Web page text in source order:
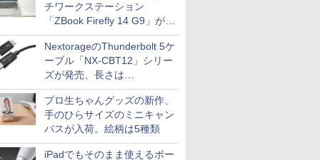
チワークステーション
「ZBook Firefly 14 G9」が
79,800円！秋葉原で中古PC
セール
NextorageのThunderbolt 5ケ
ーブル「NX-CBT12」シリー
ズが発売、長さは
30cm/50cm/1mの3種類
プロ生ちゃんグッズの新作、
手のひらサイズのミニキャン
バスが入荷。絵柄は5種類
iPadでもそのまま使えるボー